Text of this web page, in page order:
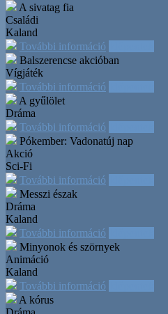
A sivatag fia
Családi
Kaland
További információ
Balszerencse akcióban
Vígjáték
További információ
A gyűlölet
Dráma
További információ
Pókember: Vadonatúj nap
Akció
Sci-Fi
További információ
Messzi észak
Dráma
Kaland
További információ
Minyonok és szörnyek
Animáció
Kaland
További információ
A kórus